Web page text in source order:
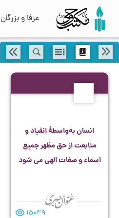
عرفا و بزرگان
انسان به‌واسطۀ انقیاد و
متابعت از حق مظهر جمیع
اسماء و صفات الهی می شود
15049